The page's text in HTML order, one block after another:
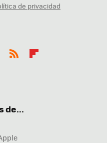
de privacidad
de...